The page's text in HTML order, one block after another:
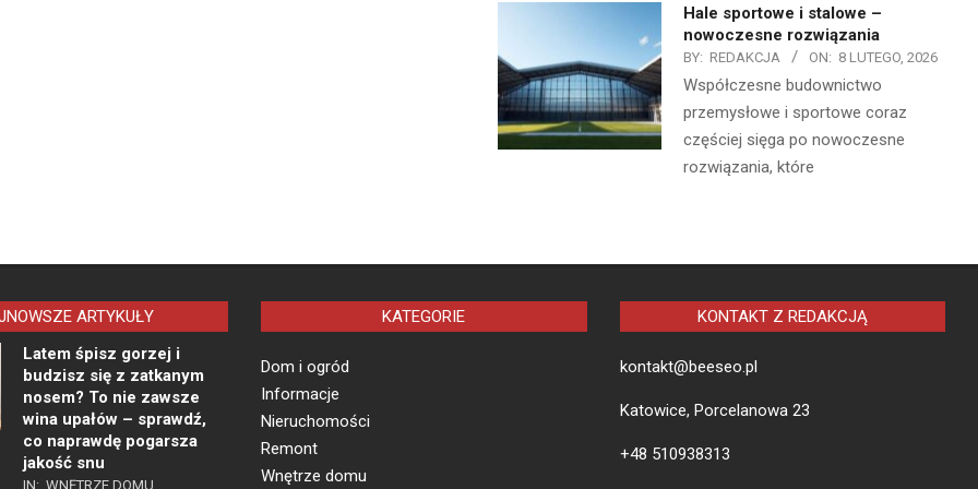
Hale sportowe i stalowe –
nowoczesne rozwiązania
BY: REDAKCJA ON: 8 LUTEGO, 2026
Współczesne budownictwo
przemysłowe i sportowe coraz
częściej sięga po nowoczesne
rozwiązania, które
ARTYKUŁY
Latem śpisz gorzej i
budzisz się z zatkanym
nosem? To nie zawsze
wina upałów – sprawdź,
co naprawdę pogarsza
jakość snu
IN: WNĘTRZE DOMU
KATEGORIE
Dom i ogród
Informacje
Nieruchomości
Remont
Wnętrze domu
KONTAKT Z REDAKCJĄ
kontakt@beeseo.pl
Katowice, Porcelanowa 23
+48 510938313